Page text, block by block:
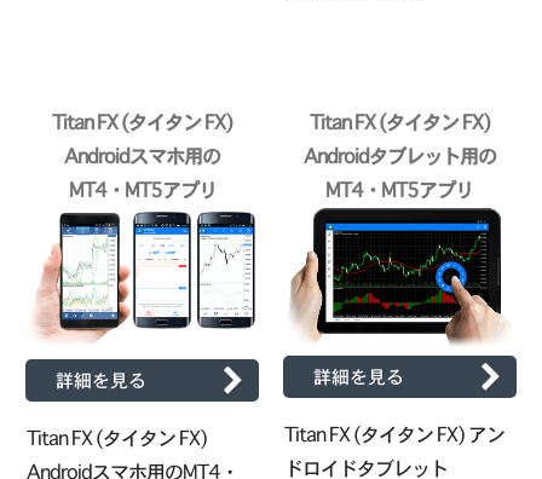
Titan FX (タイタン FX)
Androidスマホ用の
MT4・MT5アプリ
詳細を見る
Titan FX (タイタン FX)
Androidスマホ用のMT4・
Titan FX (タイタン FX)
Androidタブレット用の
MT4・MT5アプリ
詳細を見る
Titan FX (タイタン FX) アン
ドロイドタブレット